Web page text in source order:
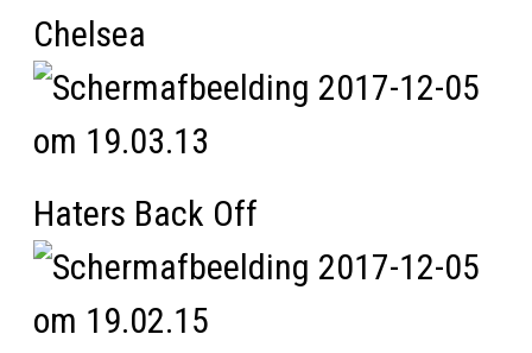
Chelsea
Haters Back Off